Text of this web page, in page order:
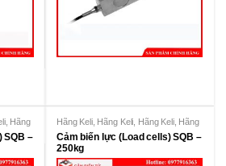
, Hãng
SQB –
Hãng Keli, Hãng Keli Hãng Keli, Hãng
KeLi
Cảm biến lực (Load cells) SQB –
250kg